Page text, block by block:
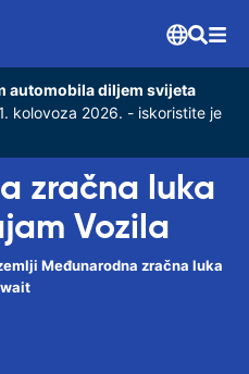
automobila diljem svijeta
kolovoza 2026. - iskoristite je
zračna luka
Vozila
Međunarodna zračna luka